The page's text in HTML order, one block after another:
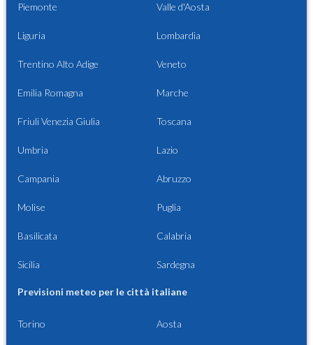
Piemonte Valle d'Aosta
Liguria Lombardia
Trentino Alto Adige Veneto
Emilia Romagna Marche
Friuli Venezia Giulia Toscana
Umbria Lazio
Campania Abruzzo
Molise Puglia
Basilicata Calabria
Sicilia Sardegna
Previsioni meteo per le città italiane
Torino Aosta